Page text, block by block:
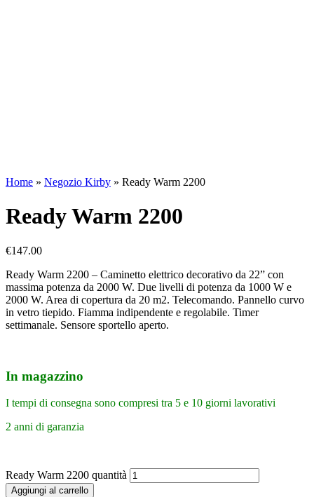
Home » Negozio Kirby » Ready Warm 2200
Ready Warm 2200
€147.00
Ready Warm 2200 – Caminetto elettrico decorativo da 22” con
massima potenza da 2000 W. Due livelli di potenza da 1000 W e
2000 W. Area di copertura da 20 m2. Telecomando. Pannello curvo
in vetro tiepido. Fiamma indipendente e regolabile. Timer
settimanale. Sensore sportello aperto.
In magazzino
I tempi di consegna sono compresi tra 5 e 10 giorni lavorativi
2 anni di garanzia
Ready Warm 2200 quantità
Aggiungi al carrello